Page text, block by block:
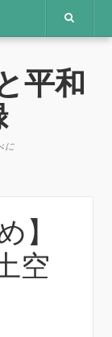
平和
に
】
空